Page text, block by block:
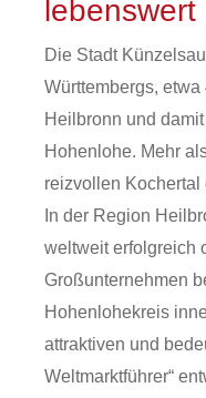
lebenswert
Die Stadt
Württembergs,
Heilbronn und
Hohenlohe. Mehr
reizvollen
In der Region
weltweit erfolgreich
Großunternehmen
Hohenlohekreis
attraktiven und
Weltmarktführer“